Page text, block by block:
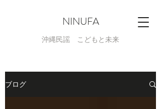
NINUFA
​沖縄民謡 こどもと未来
ブログ